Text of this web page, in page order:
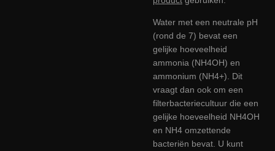
Water met een neutrale pH
(rond de 7) bevat een
gelijke hoeveelheid
ammonia (NH4OH) en
ammonium (NH4+). Dit
vraagt dan ook om een
filterbacteriecultuur die een
gelijke hoeveelheid NH4OH
en NH4 omzettende
bacteriën bevat. U kunt